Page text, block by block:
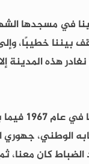
في مسجدها
بيننا خطيبًا،
هذه المدينة
لكن
الوطني، جهوري
الضباط كان